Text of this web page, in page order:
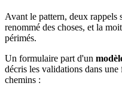
Avant le pattern, deux
renommé des choses, et la
périmés.
Un formulaire part d'un
décris les validations dans
chemins :